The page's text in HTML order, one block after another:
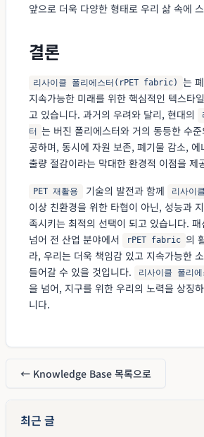
앞으로 더욱 다양한 형태로 우리 삶 속에
결론
리사이클 폴리에스터(rPET fabric)
는
지속가능한 미래를 위한 핵심적인 텍스타
고 있습니다. 과거의 우려와 달리, 현대의
터 는 버진 폴리에스터와 거의 동등한 수
공하며, 동시에 자원 보존, 폐기물 감소, 에
출량 절감이라는 막대한 환경적 이점을 제
PET 재활용 기술의 발전과 함께 리사이
이상 친환경을 위한 타협이 아닌, 성능과
족시키는 최적의 선택이 되고 있습니다.
넘어 전 산업 분야에서
rPET fabric 의
라, 우리는 더욱 책임감 있고 지속가능한
들어갈 수 있을 것입니다.
리사이클 폴리에
을 넘어, 지구를 위한 우리의 노력을 상징
니다.
← Knowledge Base 목록으로
최근 글